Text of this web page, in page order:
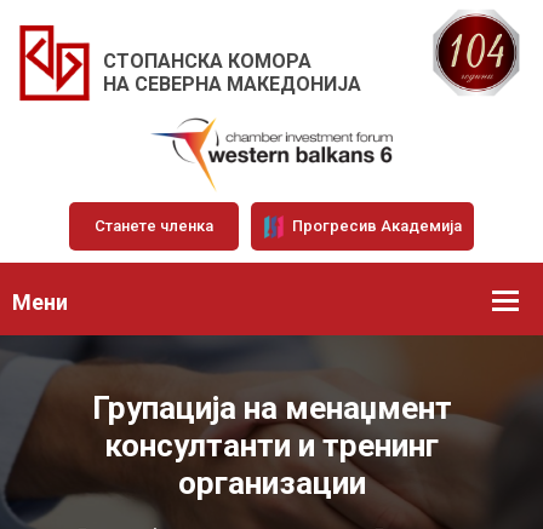
СТОПАНСКА КОМОРА
НА СЕВЕРНА МАКЕДОНИЈА
Станете членка Прогресив Академија
Мени
Групација на менаџмент
консултанти и тренинг
организации